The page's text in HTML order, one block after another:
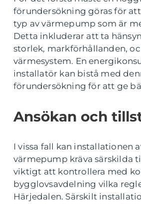
förundersökning göras för
typ av värmepump som är
Detta inkluderar att ta
storlek, markförhållanden,
värmesystem. En
installatör kan bistå med
förundersökning för att ge
Ansökan och
I vissa fall kan installationen
värmepump kräva särskilda
viktigt att kontrollera med
bygglovsavdelning vilka
Härjedalen. Särskilt